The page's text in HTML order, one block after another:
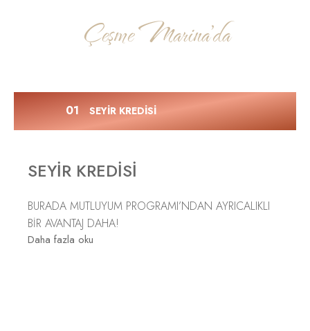
Çeşme Marina'da
SEYİR KREDİSİ
SEYİR KREDİSİ
BURADA MUTLUYUM PROGRAMI’NDAN AYRICALIKLI
BİR AVANTAJ DAHA!
Daha fazla oku